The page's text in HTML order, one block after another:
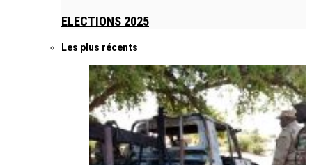
ELECTIONS 2025
Les plus récents